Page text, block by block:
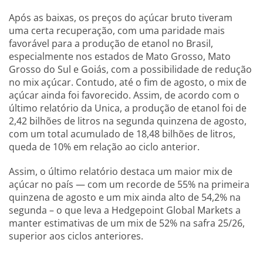
Após as baixas, os preços do açúcar bruto tiveram
uma certa recuperação, com uma paridade mais
favorável para a produção de etanol no Brasil,
especialmente nos estados de Mato Grosso, Mato
Grosso do Sul e Goiás, com a possibilidade de redução
no mix açúcar. Contudo, até o fim de agosto, o mix de
açúcar ainda foi favorecido. Assim, de acordo com o
último relatório da Unica, a produção de etanol foi de
2,42 bilhões de litros na segunda quinzena de agosto,
com um total acumulado de 18,48 bilhões de litros,
queda de 10% em relação ao ciclo anterior.
Assim, o último relatório destaca um maior mix de
açúcar no país — com um recorde de 55% na primeira
quinzena de agosto e um mix ainda alto de 54,2% na
segunda – o que leva a Hedgepoint Global Markets a
manter estimativas de um mix de 52% na safra 25/26,
superior aos ciclos anteriores.